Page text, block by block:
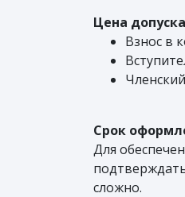
Цена
Взнос в
Срок
Для
сложно.